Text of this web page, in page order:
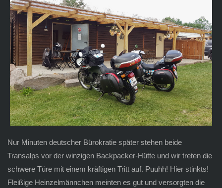
Nur Minuten deutscher Bürokratie später stehen beide
Transalps vor der winzigen Backpacker-Hütte und wir treten die
schwere Türe mit einem kräftigen Tritt auf. Puuhh! Hier stinkts!
Fleißige Heinzelmännchen meinten es gut und versorgten die